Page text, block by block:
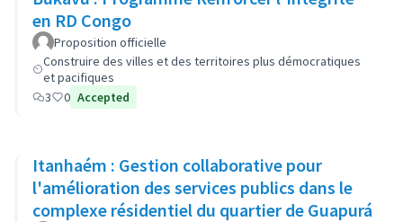
en RD Congo
Proposition officielle
Construire des villes et des territoires plus démocratiques
et pacifiques
3
0 Accepted
Itanhaém : Gestion collaborative pour
l'amélioration des services publics dans le
complexe résidentiel du quartier de Guapurá